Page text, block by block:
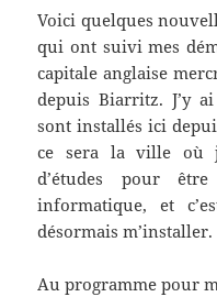
Voici quelques
qui ont suivi mes
capitale anglaise
depuis Biarritz. J’y
sont installés ici
ce sera la ville où
d’études pour
informatique, et
désormais m’installer.
Au programme pour